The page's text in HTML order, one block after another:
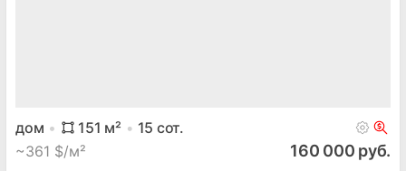
дом 151 м² 15 сот.
~361 $/м² 160 000 руб.